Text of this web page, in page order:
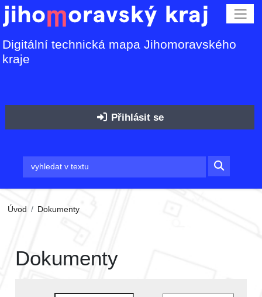
Digitální technická mapa Jihomoravského
kraje
Přihlásit se
Úvod Dokumenty
Dokumenty